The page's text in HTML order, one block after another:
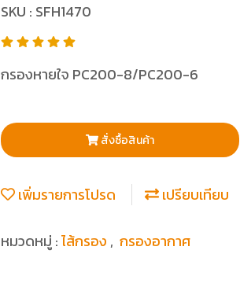
SKU : SFH1470
กรองหายใจ PC200-8/PC200-6
สั่งซื้อสินค้า
เพิ่มรายการโปรด เปรียบเทียบ
หมวดหมู่ :ไส้กรอง , กรองอากาศ